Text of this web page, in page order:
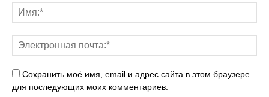
Сохранить моё имя, email и адрес сайта в этом браузере
для последующих моих комментариев.